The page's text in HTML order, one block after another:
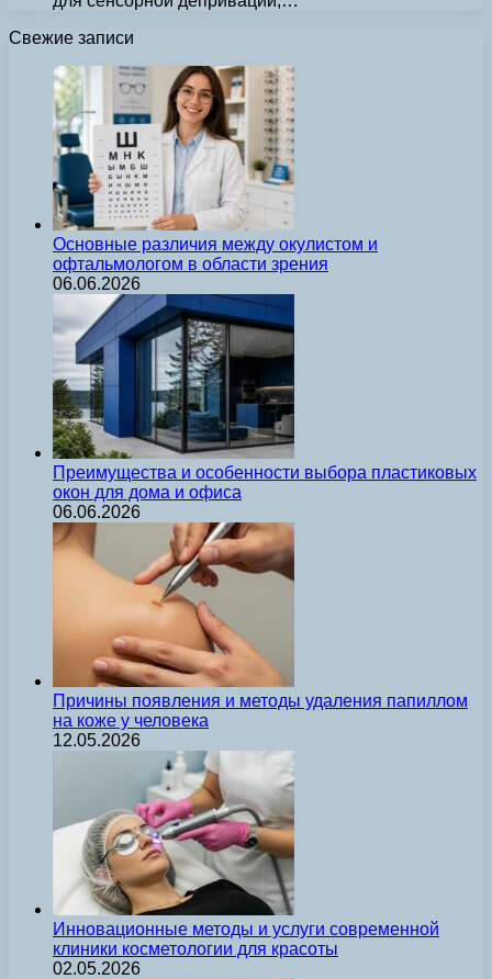
Свежие записи
Основные различия между окулистом и
офтальмологом в области зрения
06.06.2026
Преимущества и особенности выбора пластиковых
окон для дома и офиса
06.06.2026
Причины появления и методы удаления папиллом
на коже у человека
12.05.2026
Инновационные методы и услуги современной
клиники косметологии для красоты
02.05.2026